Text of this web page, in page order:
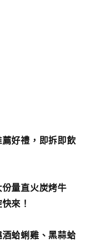
好禮，即拆即飲
量直火炭烤牛
來！
蛤蜊雞、黑蒜蛤